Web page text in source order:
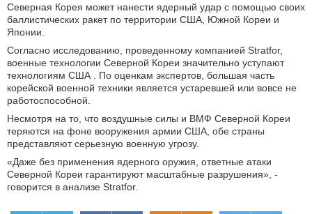
Северная Корея может нанести ядерный удар с помощью своих
баллистических ракет по территории США, Южной Кореи и
Японии.
Согласно исследованию, проведенному компанией Stratfor,
военные технологии Северной Кореи значительно уступают
технологиям США . По оценкам экспертов, большая часть
корейской военной техники является устаревшей или вовсе не
работоспособной.
Несмотря на то, что воздушные силы и ВМФ Северной Кореи
теряются на фоне вооружения армии США, обе страны
представляют серьезную военную угрозу.
«Даже без применения ядерного оружия, ответные атаки
Северной Кореи гарантируют масштабные разрушения», -
говорится в анализе Stratfor.